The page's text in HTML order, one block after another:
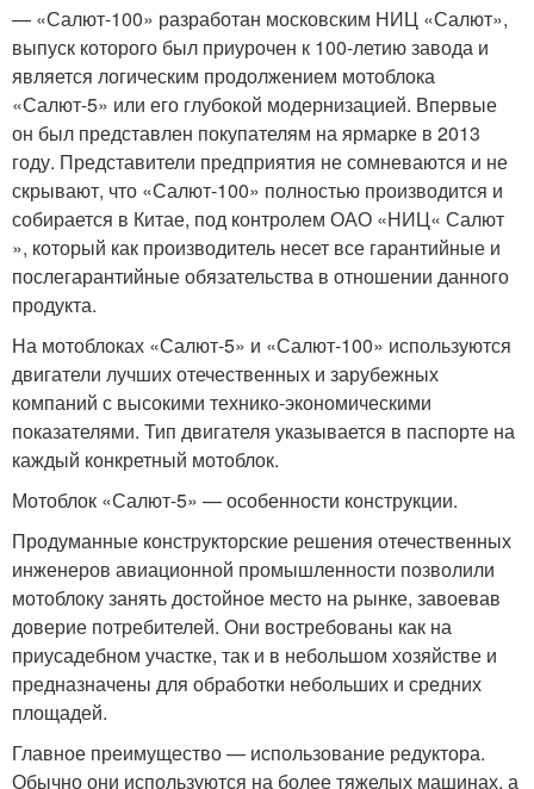
— «Салют-100» разработан московским НИЦ «Салют»,
выпуск которого был приурочен к 100-летию завода и
является логическим продолжением мотоблока
«Салют-5» или его глубокой модернизацией. Впервые
он был представлен покупателям на ярмарке в 2013
году. Представители предприятия не сомневаются и не
скрывают, что «Салют-100» полностью производится и
собирается в Китае, под контролем ОАО «НИЦ« Салют
», который как производитель несет все гарантийные и
послегарантийные обязательства в отношении данного
продукта.
На мотоблоках «Салют-5» и «Салют-100» используются
двигатели лучших отечественных и зарубежных
компаний с высокими технико-экономическими
показателями. Тип двигателя указывается в паспорте на
каждый конкретный мотоблок.
Мотоблок «Салют-5» — особенности конструкции.
Продуманные конструкторские решения отечественных
инженеров авиационной промышленности позволили
мотоблоку занять достойное место на рынке, завоевав
доверие потребителей. Они востребованы как на
приусадебном участке, так и в небольшом хозяйстве и
предназначены для обработки небольших и средних
площадей.
Главное преимущество — использование редуктора.
Обычно они используются на более тяжелых машинах, а